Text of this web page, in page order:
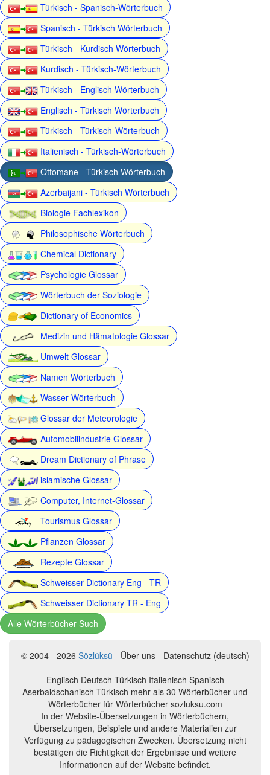
Türkisch - Spanisch-Wörterbuch
Spanisch - Türkisch Wörterbuch
Türkisch - Kurdisch Wörterbuch
Kurdisch - Türkisch-Wörterbuch
Türkisch - Englisch Wörterbuch
Englisch - Türkisch Wörterbuch
Türkisch - Türkisch-Wörterbuch
Italienisch - Türkisch-Wörterbuch
Ottomane - Türkisch Wörterbuch
Azerbaijani - Türkisch Wörterbuch
Biologie Fachlexikon
Philosophische Wörterbuch
Chemical Dictionary
Psychologie Glossar
Wörterbuch der Soziologie
Dictionary of Economics
Medizin und Hämatologie Glossar
Umwelt Glossar
Namen Wörterbuch
Wasser Wörterbuch
Glossar der Meteorologie
Automobilindustrie Glossar
Dream Dictionary of Phrase
islamische Glossar
Computer, Internet-Glossar
Tourismus Glossar
Pflanzen Glossar
Rezepte Glossar
Schweisser Dictionary Eng - TR
Schweisser Dictionary TR - Eng
Alle Wörterbücher Such
© 2004 - 2026 Sözlüksü - Über uns - Datenschutz (deutsch)
Englisch Deutsch Türkisch Italienisch Spanisch
Aserbaidschanisch Türkisch mehr als 30 Wörterbücher und
Wörterbücher für Wörterbücher sozluksu.com
In der Website-Übersetzungen in Wörterbüchern,
Übersetzungen, Beispiele und andere Materialien zur
Verfügung zu pädagogischen Zwecken. Übersetzung nicht
bestätigen die Richtigkeit der Ergebnisse und weitere
Informationen auf der Website befindet.